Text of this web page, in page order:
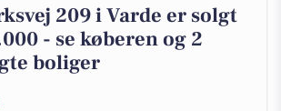
209 i Varde er solgt
- se køberen og 2
boliger